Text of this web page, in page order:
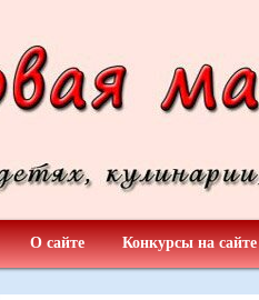
О сайте Конкурсы на сайте